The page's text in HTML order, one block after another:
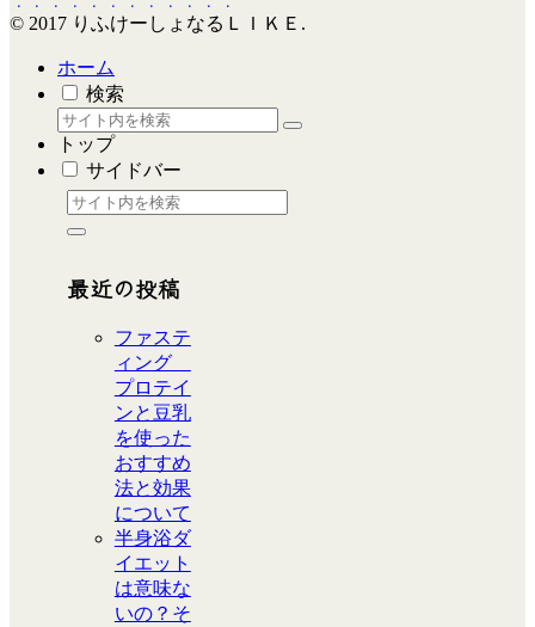
© 2017 りふけーしょなるＬＩＫＥ.
ホーム
検索
トップ
サイドバー
最近の投稿
ファステ
ィング
プロテイ
ンと豆乳
を使った
おすすめ
法と効果
について
半身浴ダ
イエット
は意味な
いの？そ